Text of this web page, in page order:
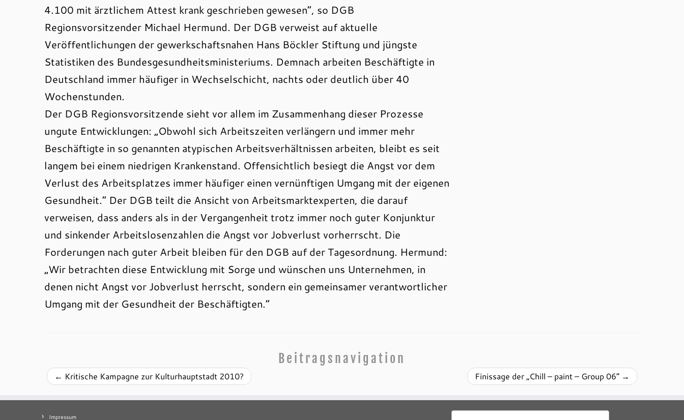
4.100 mit ärztlichem Attest krank geschrieben gewesen“, so DGB
Regionsvorsitzender Michael Hermund. Der DGB verweist auf aktuelle
Veröffentlichungen der gewerkschaftsnahen Hans Böckler Stiftung und jüngste
Statistiken des Bundesgesundheitsministeriums. Demnach arbeiten Beschäftigte in
Deutschland immer häufiger in Wechselschicht, nachts oder deutlich über 40
Wochenstunden.
Der DGB Regionsvorsitzende sieht vor allem im Zusammenhang dieser Prozesse
ungute Entwicklungen: „Obwohl sich Arbeitszeiten verlängern und immer mehr
Beschäftigte in so genannten atypischen Arbeitsverhältnissen arbeiten, bleibt es seit
langem bei einem niedrigen Krankenstand. Offensichtlich besiegt die Angst vor dem
Verlust des Arbeitsplatzes immer häufiger einen vernünftigen Umgang mit der eigenen
Gesundheit.“ Der DGB teilt die Ansicht von Arbeitsmarktexperten, die darauf
verweisen, dass anders als in der Vergangenheit trotz immer noch guter Konjunktur
und sinkender Arbeitslosenzahlen die Angst vor Jobverlust vorherrscht. Die
Forderungen nach guter Arbeit bleiben für den DGB auf der Tagesordnung. Hermund:
„Wir betrachten diese Entwicklung mit Sorge und wünschen uns Unternehmen, in
denen nicht Angst vor Jobverlust herrscht, sondern ein gemeinsamer verantwortlicher
Umgang mit der Gesundheit der Beschäftigten.“
Beitragsnavigation
← Kritische Kampagne zur Kulturhauptstadt 2010? Finissage der „Chill – paint – Group 06“ →
Impressum